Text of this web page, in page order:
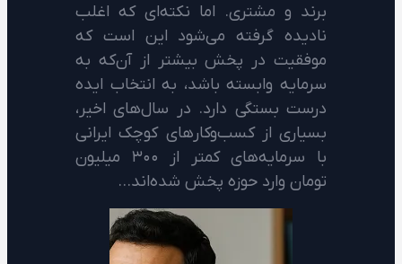
برند و مشتری. اما نکته‌ای که اغلب
نادیده گرفته می‌شود این است که
موفقیت در پخش بیشتر از آن‌که به
سرمایه وابسته باشد، به انتخاب ایده
درست بستگی دارد. در سال‌های اخیر،
بسیاری از کسب‌وکارهای کوچک ایرانی
با سرمایه‌های کمتر از ۳۰۰ میلیون
تومان وارد حوزه پخش شده‌اند…